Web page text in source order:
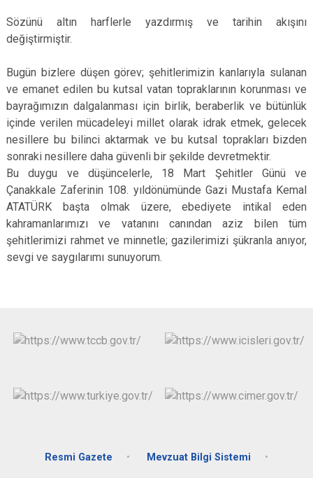
Sözünü altın harflerle yazdırmış ve tarihin akışını
değiştirmiştir.
Bugün bizlere düşen görev; şehitlerimizin kanlarıyla sulanan
ve emanet edilen bu kutsal vatan topraklarının korunması ve
bayrağımızın dalgalanması için birlik, beraberlik ve bütünlük
içinde verilen mücadeleyi millet olarak idrak etmek, gelecek
nesillere bu bilinci aktarmak ve bu kutsal toprakları bizden
sonraki nesillere daha güvenli bir şekilde devretmektir.
Bu duygu ve düşüncelerle, 18 Mart Şehitler Günü ve
Çanakkale Zaferinin 108. yıldönümünde Gazi Mustafa Kemal
ATATÜRK başta olmak üzere, ebediyete intikal eden
kahramanlarımızı ve vatanını canından aziz bilen tüm
şehitlerimizi rahmet ve minnetle; gazilerimizi şükranla anıyor,
sevgi ve saygılarımı sunuyorum.
Resmi Gazete Mevzuat Bilgi Sistemi